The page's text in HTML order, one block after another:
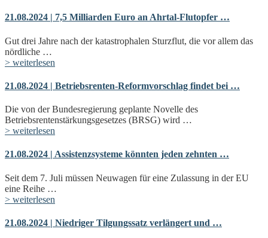
21.08.2024 | 7,5 Milliarden Euro an Ahrtal-Flutopfer …
Gut drei Jahre nach der katastrophalen Sturzflut, die vor allem das
nördliche …
> weiterlesen
21.08.2024 | Betriebsrenten-Reformvorschlag findet bei …
Die von der Bundesregierung geplante Novelle des
Betriebsrentenstärkungsgesetzes (BRSG) wird …
> weiterlesen
21.08.2024 | Assistenzsysteme könnten jeden zehnten …
Seit dem 7. Juli müssen Neuwagen für eine Zulassung in der EU
eine Reihe …
> weiterlesen
21.08.2024 | Niedriger Tilgungssatz verlängert und …